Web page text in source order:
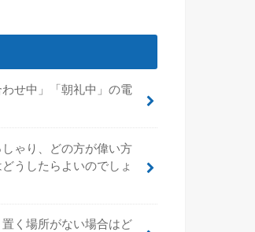
わせ中」「朝礼中」の電
ゃり、どの方が偉い方
うしたらよいのでしょ
く場所がない場合はど